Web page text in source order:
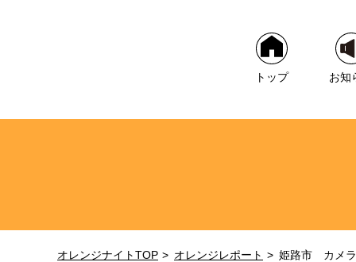
トップ お知
オレンジナイトTOP オレンジレポート 姫路市 カメ